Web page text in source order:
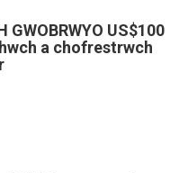
GWOBRWYO US$100
a chofrestrwch